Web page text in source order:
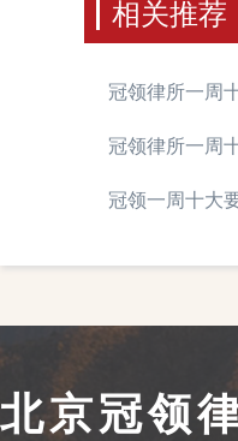
相关推荐
冠领律所一周
日-2026年3月1
冠领律所一周
月30日
冠领一周十大
北京冠领